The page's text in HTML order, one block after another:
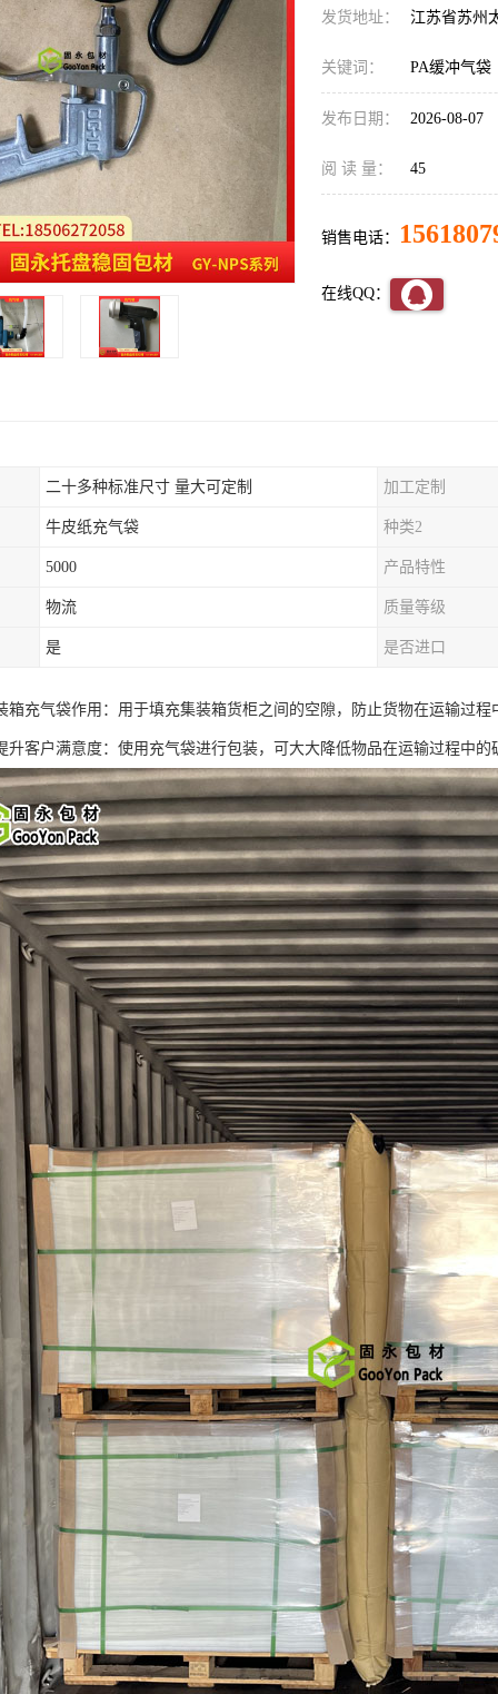
发货地址： 江苏省苏州
关键词： PA缓冲气袋
发布日期： 2026-08-07
阅 读 量： 45
销售电话：
在线QQ：
二十多种标准尺寸 量大可定制 加工定制
牛皮纸充气袋 种类2
5000 产品特性
物流 质量等级
是 是否进口
箱充气袋作用：用于填充集装箱货柜之间的空隙，防止货物在运输过
升客户满意度：使用充气袋进行包装，可大大降低物品在运输过程中